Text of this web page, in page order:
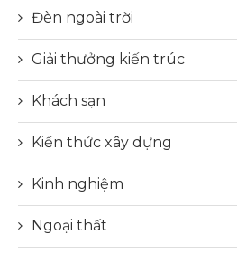
Đèn ngoài trời
Giải thưởng kiến trúc
Khách sạn
Kiến thức xây dựng
Kinh nghiệm
Ngoại thất